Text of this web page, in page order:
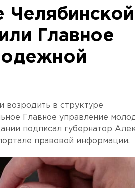
Челябинской
Главное
возродить в структуре
Главное управление
подписал губернатор
правовой информации.